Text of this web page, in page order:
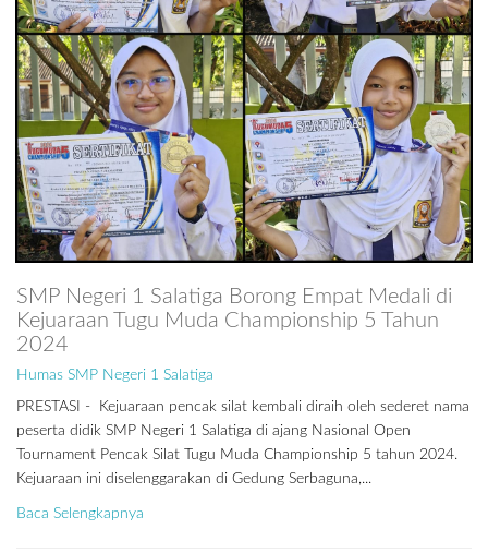
SMP Negeri 1 Salatiga Borong Empat Medali di
Kejuaraan Tugu Muda Championship 5 Tahun
2024
Humas SMP Negeri 1 Salatiga
PRESTASI - Kejuaraan pencak silat kembali diraih oleh sederet nama
peserta didik SMP Negeri 1 Salatiga di ajang Nasional Open
Tournament Pencak Silat Tugu Muda Championship 5 tahun 2024.
Kejuaraan ini diselenggarakan di Gedung Serbaguna,...
Baca Selengkapnya